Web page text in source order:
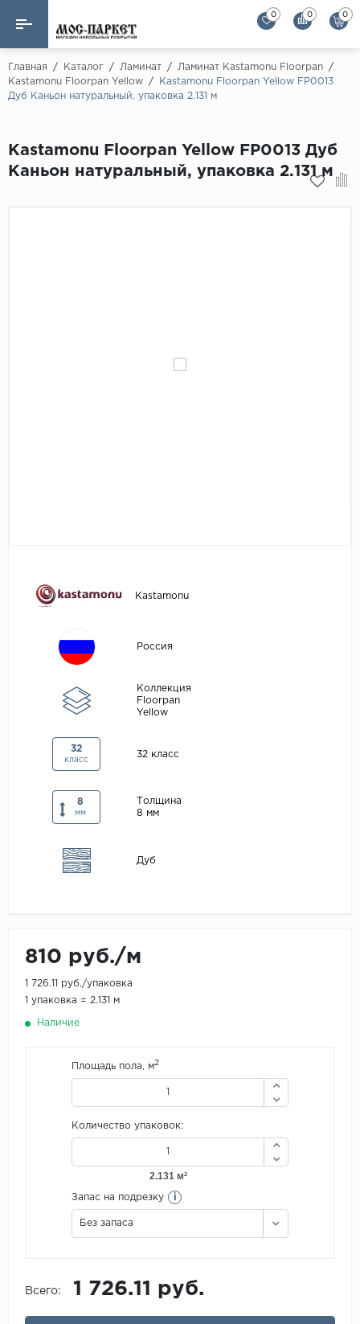
Назад
Ламинат
Назад
Alloc
Alpine Floor
Паркетная доска
0 0 0
Главная / Каталог / Ламинат / Ламинат Kastamonu Floorpan
/
Kastamonu Floorpan Yellow
/
Kastamonu Floorpan Yellow FP0013
Дуб Каньон натуральный, упаковка 2.131 м
Kastamonu Floorpan Yellow FP0013 Дуб
Каньон натуральный, упаковка 2.131 м
Kastamonu
Россия
Коллекция
Floorpan
Yellow
32
класс
32 класс
8
мм
Толщина
8 мм
Дуб
810 руб./м
1 726.11 руб./упаковка
1 упаковка = 2.131 м
Наличие
Площадь пола, м2
Количество упаковок:
Запас на подрезку i
Без запаса
Всего: 1 726.11 руб.